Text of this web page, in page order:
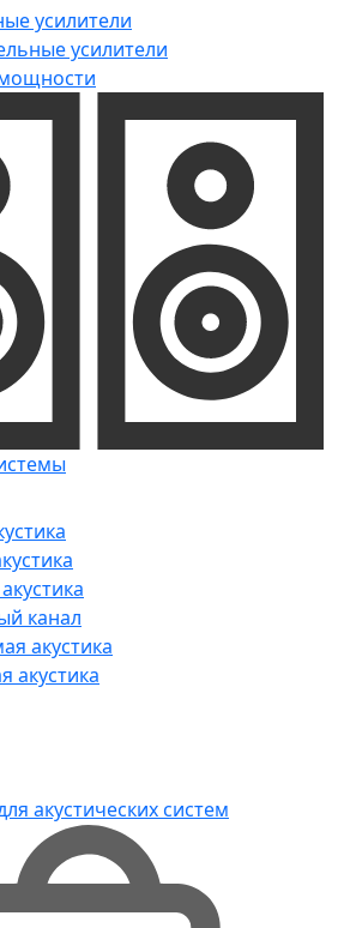
усилители
усилители
канал
акустика
акустика
акустических систем